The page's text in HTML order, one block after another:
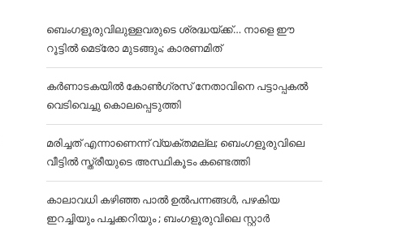
ബെംഗളൂരുവിലുള്ളവരുടെ ശ്രദ്ധയ്ക്ക്… നാളെ ഈ
റൂട്ടില്‍ മെട്രോ മുടങ്ങും; കാരണമിത്
കര്‍ണാടകയില്‍ കോണ്‍ഗ്രസ് നേതാവിനെ പട്ടാപ്പകല്‍
വെടിവെച്ചു കൊലപ്പെടുത്തി
മരിച്ചത് എന്നാണെന്ന് വ്യക്തമല്ല; ബെംഗളൂരുവിലെ
വീട്ടില്‍ സ്ത്രീയുടെ അസ്ഥികൂടം കണ്ടെത്തി
കാലാവധി കഴിഞ്ഞ പാല്‍ ഉല്‍പന്നങ്ങള്‍, പഴകിയ
ഇറച്ചിയും പച്ചക്കറിയും ; ബംഗളൂരുവിലെ സ്റ്റാര്‍